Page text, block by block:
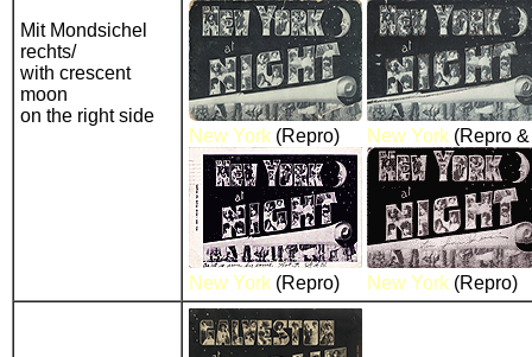
Mit Mondsichel
rechts/
with crescent
moon
on the right side
New York (Repro) New York (Repro
New York (Repro) New York (Repro)